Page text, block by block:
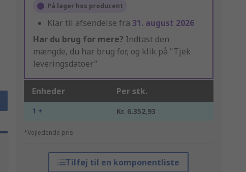
På lager hos producent
Klar til afsendelse fra 31. august 2026
Har du brug for mere? Indtast den
mængde, du har brug for, og klik på "Tjek
leveringsdatoer"
Enheder Per stk.
1 + Kr. 6.352,93
*Vejledende pris
Tilføj til en komponentliste